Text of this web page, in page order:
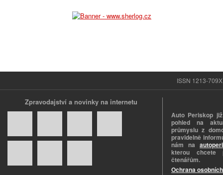
ISSN 1213-
Zpravodajství a novinky na internetu
Auto Periskop
pohled na
průmyslu z
pravidelně
nám na
kterou chcete
čtenářům.
Ochrana